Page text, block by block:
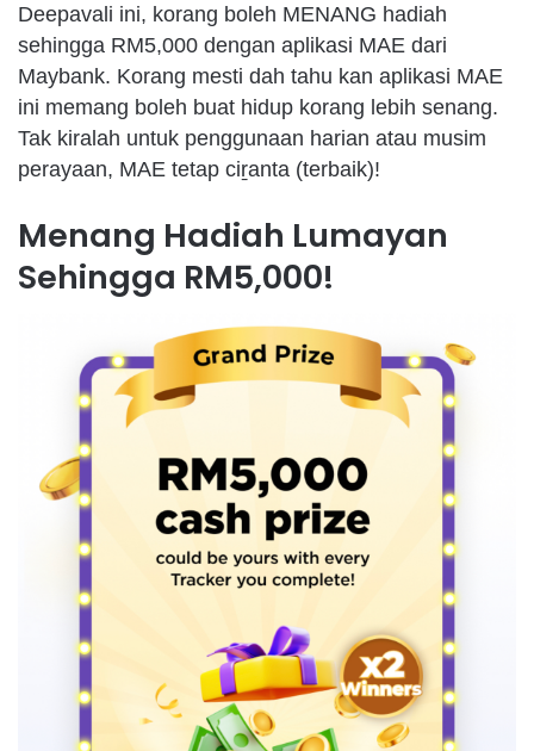
Deepavali ini, korang boleh MENANG hadiah
sehingga RM5,000 dengan aplikasi MAE dari
Maybank. Korang mesti dah tahu kan aplikasi MAE
ini memang boleh buat hidup korang lebih senang.
Tak kiralah untuk penggunaan harian atau musim
perayaan, MAE tetap ciṟanta (terbaik)!
Menang Hadiah Lumayan
Sehingga RM5,000!